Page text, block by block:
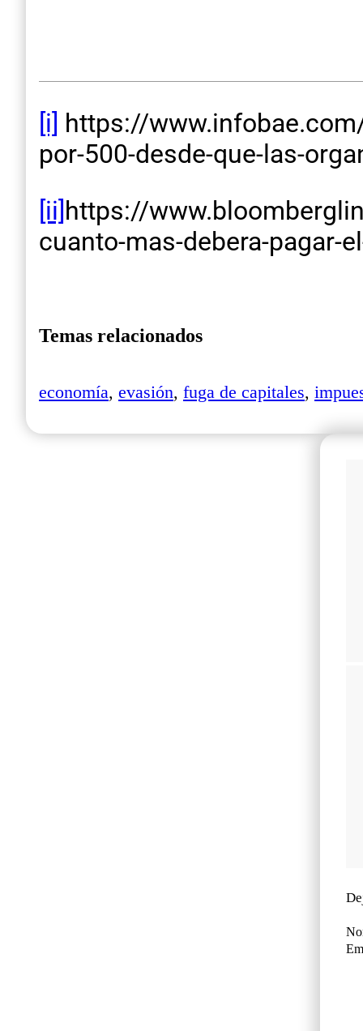
[i] https://
por-500-desde-que-las-
[ii] https://
cuanto-mas-debera-pagar-
Temas relacionados
economía, evasión, fuga de capitales,